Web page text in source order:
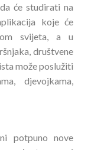
će studirati na
koje će
svijeta, a u
društvene
može poslužiti
djevojkama,
potpuno nove